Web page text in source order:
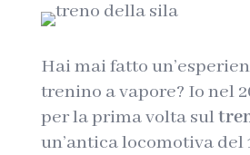
Hai mai fatto
trenino a vapore? Io nel
per la prima volta sul
un’antica locomotiva del